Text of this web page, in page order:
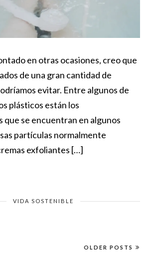
en otras ocasiones, creo que
de una gran cantidad de
evitar. Entre algunos de
plásticos están los
que se encuentran en algunos
partículas normalmente
exfoliantes […]
VIDA SOSTENIBLE
OLDER POSTS